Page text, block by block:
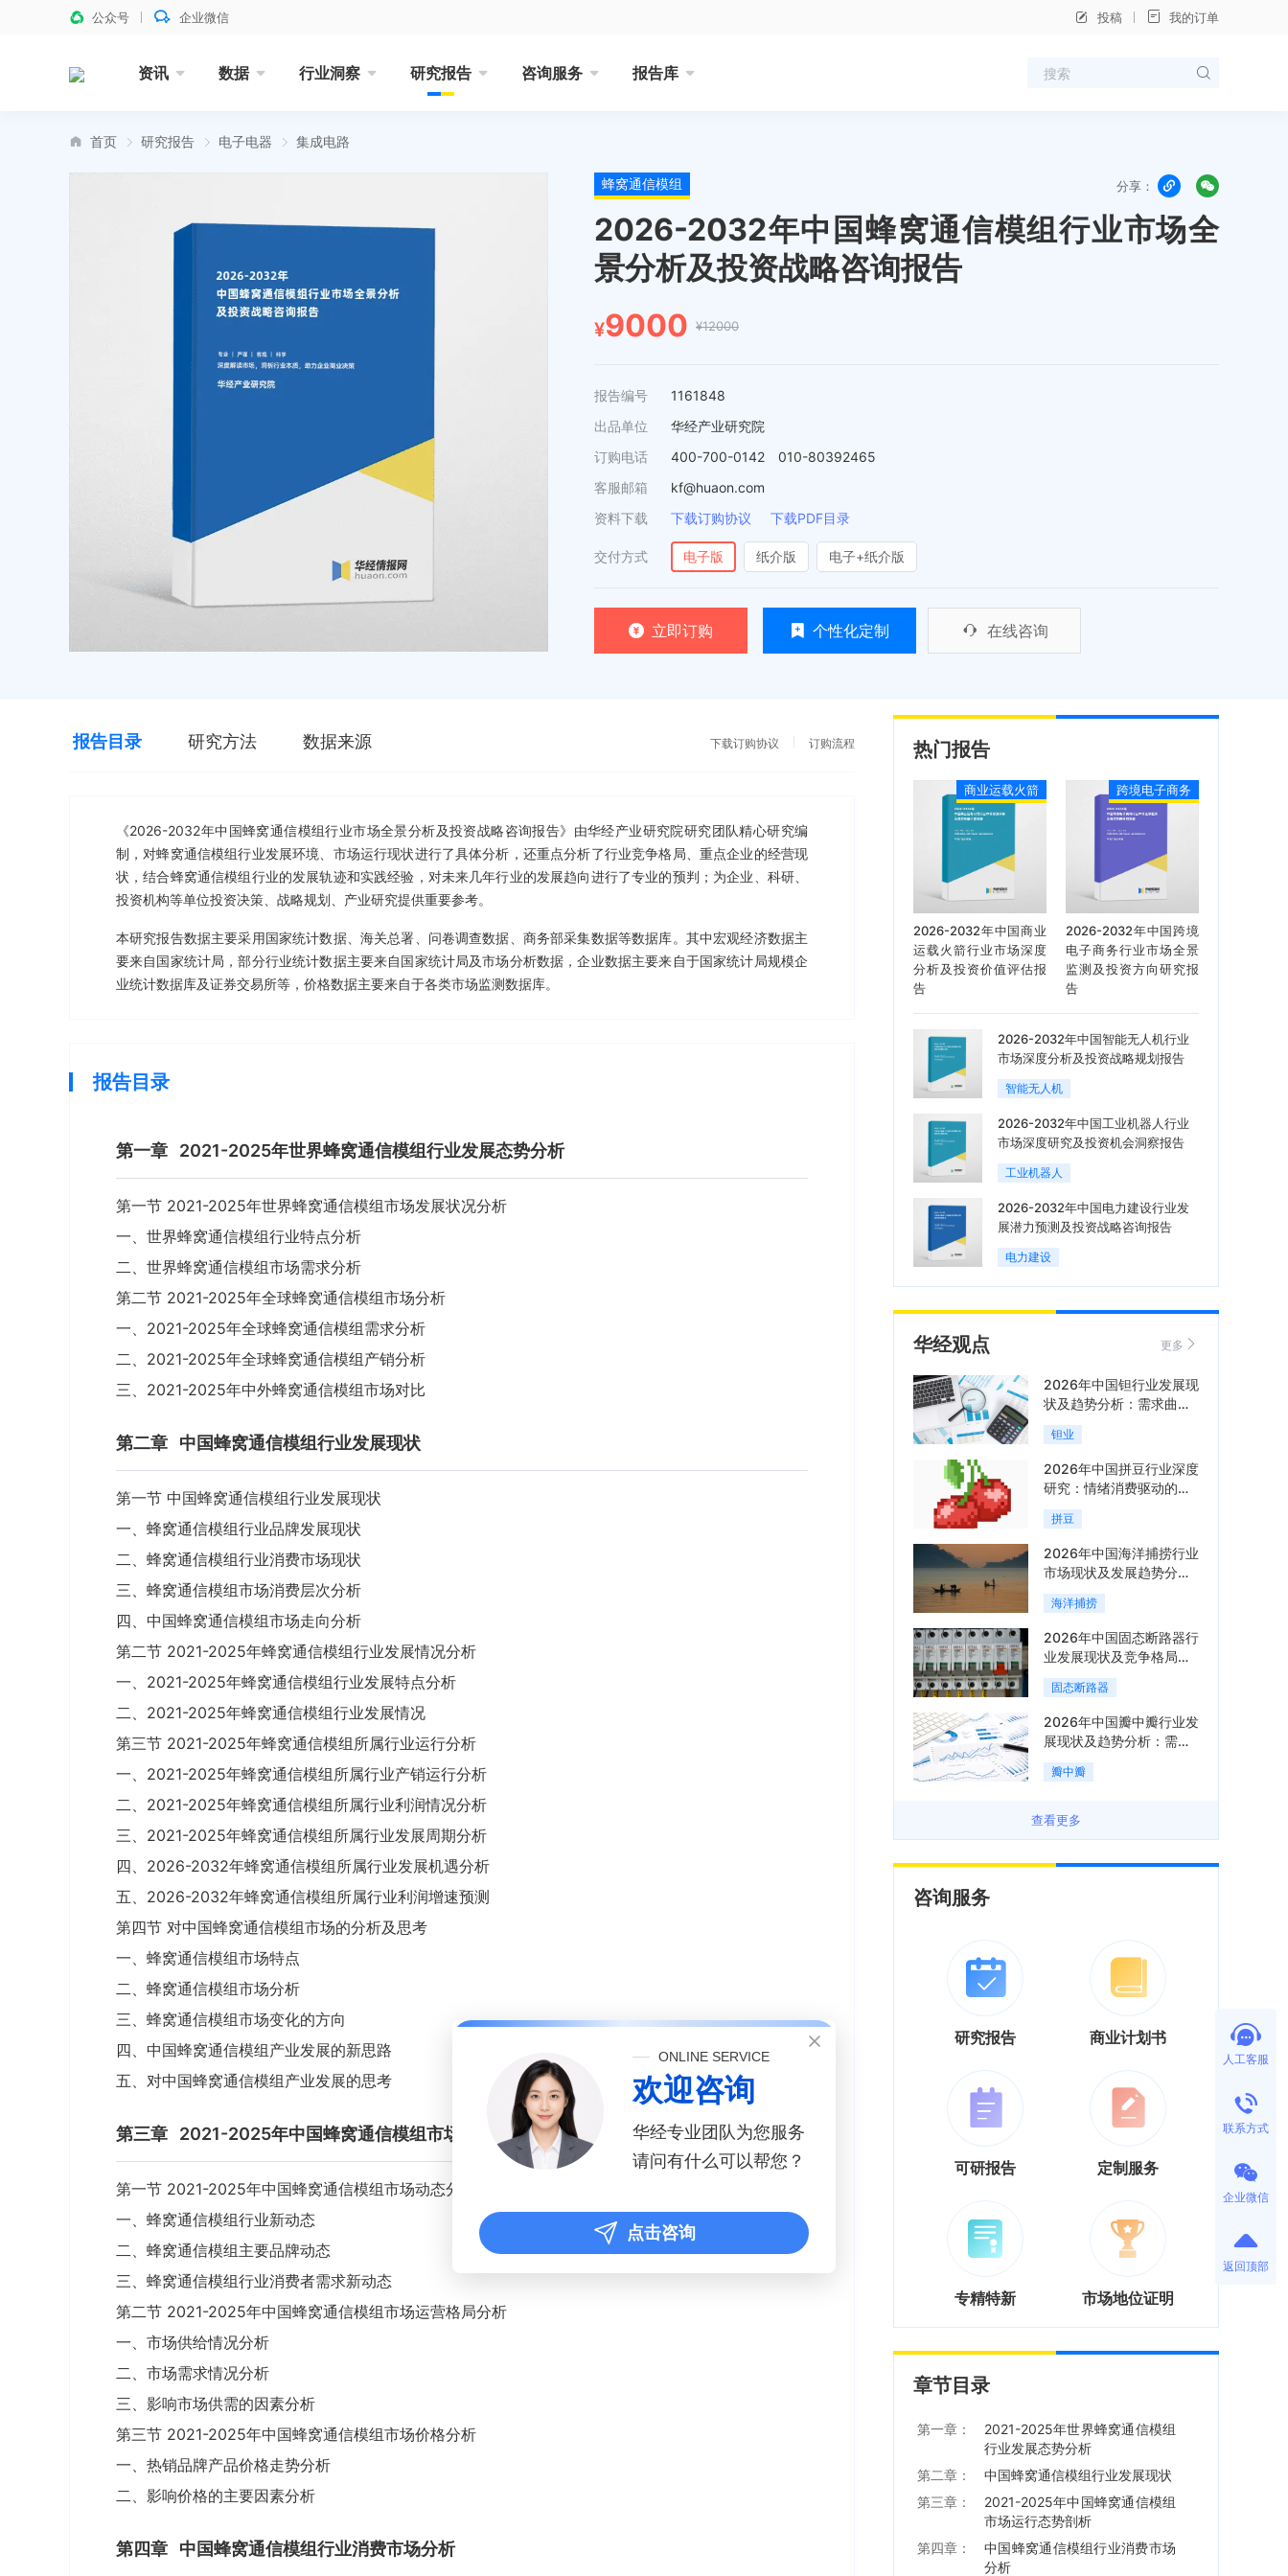
公众号 企业微信 投稿 我的订单
资讯 数据 行业洞察 研究报告 咨询服务 报告库
首页 研究报告 电子电器 集成电路
蜂窝通信模组 分享：
2026-2032年中国蜂窝通信模组行业市场全
景分析及投资战略咨询报告
¥9000 ¥12000
报告编号
1161848
出品单位
华经产业研究院
订购电话
400-700-0142 010-80392465
客服邮箱
kf@huaon.com
资料下载
下载订购协议 下载PDF目录
交付方式 电子版 纸介版 电子+纸介版
立即订购 个性化定制 在线咨询
报告目录 研究方法 数据来源 下载订购协议 订购流程
《2026-2032年中国蜂窝通信模组行业市场全景分析及投资战略咨询报告》由华经产业研究院研究团队精心研究编
制，对蜂窝通信模组行业发展环境、市场运行现状进行了具体分析，还重点分析了行业竞争格局、重点企业的经营现
状，结合蜂窝通信模组行业的发展轨迹和实践经验，对未来几年行业的发展趋向进行了专业的预判；为企业、科研、
投资机构等单位投资决策、战略规划、产业研究提供重要参考。
本研究报告数据主要采用国家统计数据、海关总署、问卷调查数据、商务部采集数据等数据库。其中宏观经济数据主
要来自国家统计局，部分行业统计数据主要来自国家统计局及市场分析数据，企业数据主要来自于国家统计局规模企
业统计数据库及证券交易所等，价格数据主要来自于各类市场监测数据库。
报告目录
第一章 2021-2025年世界蜂窝通信模组行业发展态势分析
第一节 2021-2025年世界蜂窝通信模组市场发展状况分析
一、世界蜂窝通信模组行业特点分析
二、世界蜂窝通信模组市场需求分析
第二节 2021-2025年全球蜂窝通信模组市场分析
一、2021-2025年全球蜂窝通信模组需求分析
二、2021-2025年全球蜂窝通信模组产销分析
三、2021-2025年中外蜂窝通信模组市场对比
第二章 中国蜂窝通信模组行业发展现状
第一节 中国蜂窝通信模组行业发展现状
一、蜂窝通信模组行业品牌发展现状
二、蜂窝通信模组行业消费市场现状
三、蜂窝通信模组市场消费层次分析
四、中国蜂窝通信模组市场走向分析
第二节 2021-2025年蜂窝通信模组行业发展情况分析
一、2021-2025年蜂窝通信模组行业发展特点分析
二、2021-2025年蜂窝通信模组行业发展情况
第三节 2021-2025年蜂窝通信模组所属行业运行分析
一、2021-2025年蜂窝通信模组所属行业产销运行分析
二、2021-2025年蜂窝通信模组所属行业利润情况分析
三、2021-2025年蜂窝通信模组所属行业发展周期分析
四、2026-2032年蜂窝通信模组所属行业发展机遇分析
五、2026-2032年蜂窝通信模组所属行业利润增速预测
第四节 对中国蜂窝通信模组市场的分析及思考
一、蜂窝通信模组市场特点
二、蜂窝通信模组市场分析
三、蜂窝通信模组市场变化的方向
四、中国蜂窝通信模组产业发展的新思路
五、对中国蜂窝通信模组产业发展的思考
第三章 2021-2025年中国蜂窝通信模组市场运行态势剖析
第一节 2021-2025年中国蜂窝通信模组市场动态分析
一、蜂窝通信模组行业新动态
二、蜂窝通信模组主要品牌动态
三、蜂窝通信模组行业消费者需求新动态
第二节 2021-2025年中国蜂窝通信模组市场运营格局分析
一、市场供给情况分析
二、市场需求情况分析
三、影响市场供需的因素分析
第三节 2021-2025年中国蜂窝通信模组市场价格分析
一、热销品牌产品价格走势分析
二、影响价格的主要因素分析
第四章 中国蜂窝通信模组行业消费市场分析
热门报告
商业运载火箭
2026-2032年中国商业
运载火箭行业市场深度
分析及投资价值评估报
告
跨境电子商务
2026-2032年中国跨境
电子商务行业市场全景
监测及投资方向研究报
告
2026-2032年中国智能无人机行业
市场深度分析及投资战略规划报告
智能无人机
2026-2032年中国工业机器人行业
市场深度研究及投资机会洞察报告
工业机器人
2026-2032年中国电力建设行业发
展潜力预测及投资战略咨询报告
电力建设
华经观点 更多
2026年中国钽行业发展现
状及趋势分析：需求曲线
陡峭与供给曲线平缓的博
弈加剧「图」
钽业
2026年中国拼豆行业深度
研究：情绪消费驱动的新
兴手工赛道「图」
拼豆
2026年中国海洋捕捞行业
市场现状及发展趋势分
析：科技赋能与智能化转
型加速「图」
海洋捕捞
2026年中国固态断路器行
业发展现状及竞争格局分
析：国际巨头领跑技术，
国内企业加速追赶「图」
固态断路器
2026年中国瓣中瓣行业发
展现状及趋势分析：需求
可持续释放，市场发展前
景良好「图」
瓣中瓣
查看更多
咨询服务
研究报告 商业计划书
可研报告 定制服务
专精特新 市场地位证明
章节目录
第一章：
2021-2025年世界蜂窝通信模组
行业发展态势分析
第二章：
中国蜂窝通信模组行业发展现状
第三章：
2021-2025年中国蜂窝通信模组
市场运行态势剖析
第四章：
中国蜂窝通信模组行业消费市场
分析
人工客服
联系方式
企业微信
返回顶部
ONLINE SERVICE
欢迎咨询
华经专业团队为您服务
请问有什么可以帮您？
点击咨询